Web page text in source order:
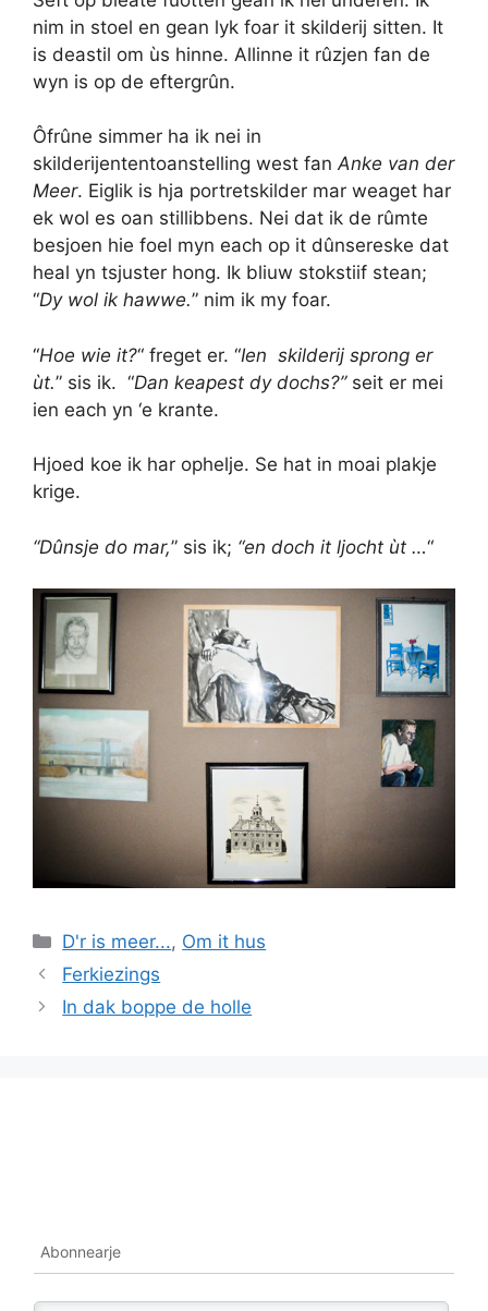
nim in stoel en gean lyk foar it skilderij sitten. It
is deastil om ùs hinne. Allinne it rûzjen fan de
wyn is op de eftergrûn.
Ôfrûne simmer ha ik nei in
skilderijententoanstelling west fanAnke van der
Meer. Eiglik is hja portretskilder mar weaget har
ek wol es oan stillibbens. Nei dat ik de rûmte
besjoen hie foel myn each op it dûnsereske dat
heal yn tsjuster hong. Ik bliuw stokstiif stean;
“Dy wol ik hawwe.” nim ik my foar.
“Hoe wie it?“ freget er. “Ien skilderij sprong er
ùt.” sis ik. “Dan keapest dy dochs?” seit er mei
ien each yn ‘e krante.
Hjoed koe ik har ophelje. Se hat in moai plakje
krige.
“Dûnsje do mar,” sis ik; “en doch it ljocht ùt …“
Categories
D'r is meer..., Om it hus
Ferkiezings
In dak boppe de holle
Abonnearje